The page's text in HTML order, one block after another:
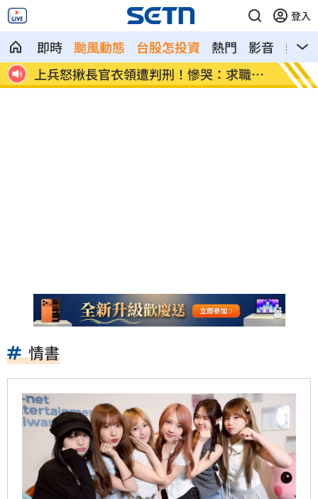
登入
即時 颱風動態 台股怎投資 熱門 影音
熱搜
碰
新／遭爆離婚台玻千金 小刀首發聲證實
白海
曝
情書